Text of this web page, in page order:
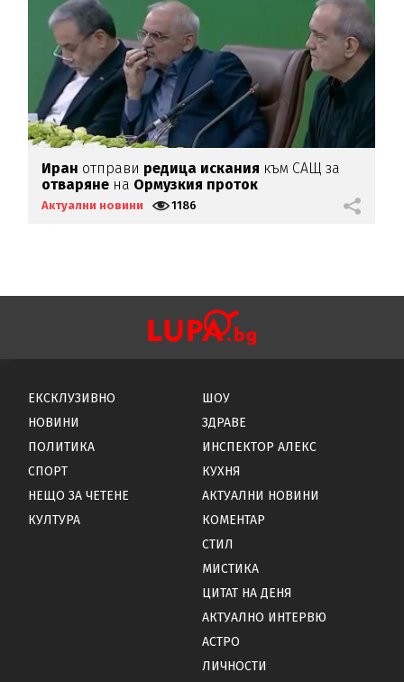
Иран отправи редица искания към САЩ за
отваряне на Ормузкия проток
Актуални новини 1186
ЕКСКЛУЗИВНО
НОВИНИ
ПОЛИТИКА
СПОРТ
НЕЩО ЗА ЧЕТЕНЕ
КУЛТУРА
ШОУ
ЗДРАВЕ
ИНСПЕКТОР АЛЕКС
КУХНЯ
АКТУАЛНИ НОВИНИ
КОМЕНТАР
СТИЛ
МИСТИКА
ЦИТАТ НА ДЕНЯ
АКТУАЛНО ИНТЕРВЮ
АСТРО
ЛИЧНОСТИ